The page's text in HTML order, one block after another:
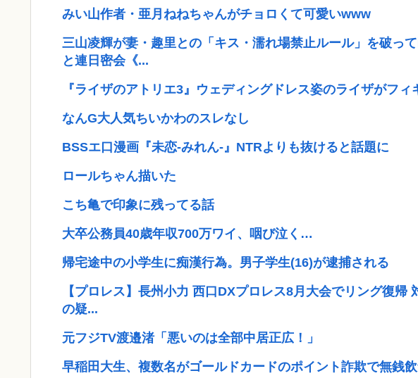
みい山作者・亜月ねねちゃんがチョロくて可愛いwww
三山凌輝が妻・趣里との「キス・濡れ場禁止ルール」を破っ
と連日密会《...
『ライザのアトリエ3』ウェディングドレス姿のライザがフ
なんG大人気ちいかわのスレなし
BSSエ口漫画『未恋-みれん-』NTRよりも抜けると話題に
ロールちゃん描いた
こち亀で印象に残ってる話
大卒公務員40歳年収700万ワイ、咽び泣く…
帰宅途中の小学生に痴漢行為。男子学生(16)が逮捕される
【プロレス】長州小力 西口DXプロレス8月大会でリング復帰
の疑...
元フジTV渡邉渚「悪いのは全部中居正広！」
早稲田大生、複数名がゴールドカードのポイント詐欺で無銭